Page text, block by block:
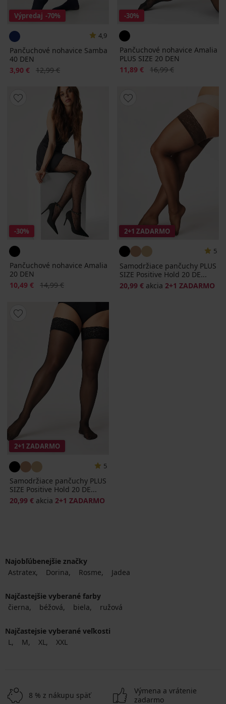
Výpredaj -70%
4,9
Pančuchové nohavice Samba
40 DEN
Zľava
3,90 € Pôvodná cena
12,99 €
-30%
Pančuchové nohavice Amalia
PLUS SIZE 20 DEN
Zľava
11,89 € Pôvodná cena
16,99 €
-30%
Pančuchové nohavice Amalia
20 DEN
Zľava
10,49 € Pôvodná cena
14,99 €
2+1 ZADARMO
5
Samodržiace pančuchy PLUS
SIZE Positive Hold 20 DE...
20,99 € akcia 2+1 ZADARMO
2+1 ZADARMO
5
Samodržiace pančuchy PLUS
SIZE Positive Hold 20 DE...
20,99 € akcia 2+1 ZADARMO
Najobľúbenejšie značky
Astratex
Dorina Rosme Jadea
Najčastejšie vyberané farby
čierna
béžová biela ružová
Najčastejsie vyberané veľkosti
L
M XL XXL
8 % z nákupu späť
Výmena a vrátenie
zadarmo